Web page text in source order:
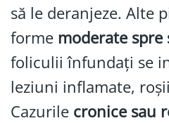
să le deranjeze. Alte
forme moderate spre
foliculii înfundați se
leziuni inflamate,
Cazurile cronice sau